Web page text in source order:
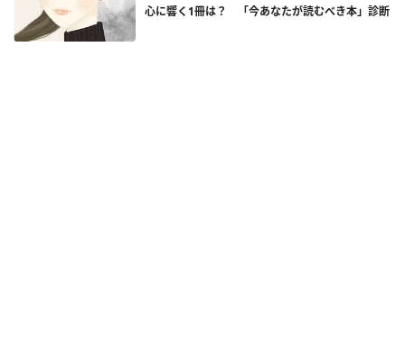
心に響く1冊は？ 「今あなたが読むべき本」診断